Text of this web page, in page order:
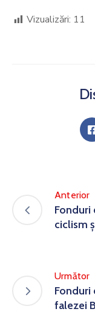
Vizualizări: 11
Anterior
ciclism
Următor
falezei